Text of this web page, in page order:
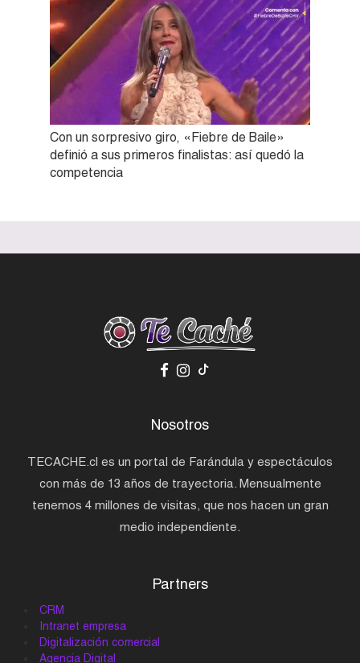
Con un sorpresivo giro, «Fiebre de Baile»
definió a sus primeros finalistas: así quedó la
competencia
Nosotros
TECACHE.cl es un portal de Farándula y espectáculos
con más de 13 años de trayectoria. Mensualmente
tenemos 4 millones de visitas, que nos hacen un gran
medio independiente.
Partners
CRM
Intranet empresa
Digitalización comercial
Agencia Digital